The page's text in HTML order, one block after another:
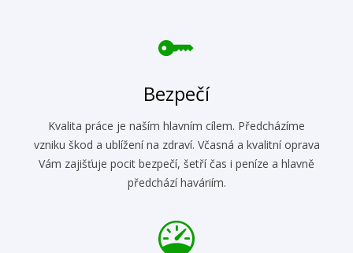
Bezpečí
Kvalita práce je naším hlavním cílem. Předcházíme
vzniku škod a ublížení na zdraví. Včasná a kvalitní oprava
Vám zajišťuje pocit bezpečí, šetří čas i peníze a hlavně
předchází haváriím.